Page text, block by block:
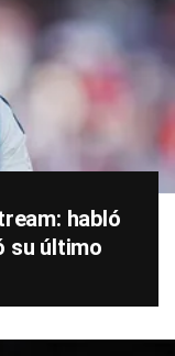
habló
su último